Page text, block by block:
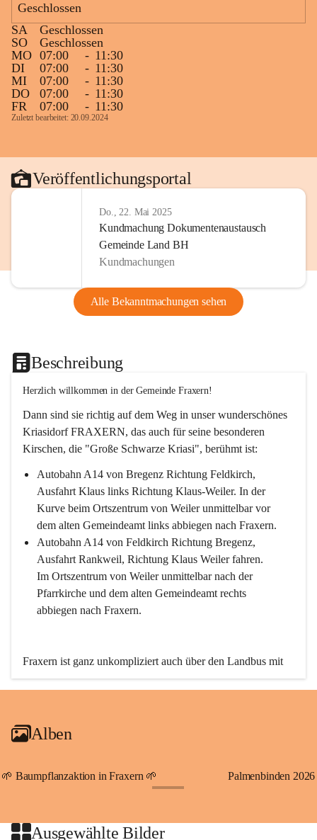
Geschlossen
SA
Geschlossen
SO
Geschlossen
MO 07:00 - 11:30
DI
07:00 - 11:30
MI
07:00 - 11:30
DO
07:00 - 11:30
FR
07:00 - 11:30
Zuletzt bearbeitet: 20.09.2024
Veröffentlichungsportal
Do., 22. Mai 2025
Kundmachung Dokumentenaustausch
Gemeinde Land BH
Kundmachungen
Alle Bekanntmachungen sehen
Beschreibung
Herzlich willkommen in der Gemeinde Fraxern!
Dann sind sie richtig auf dem Weg in unser wunderschönes
Kriasidorf FRAXERN, das auch für seine besonderen
Kirschen, die "Große Schwarze Kriasi", berühmt ist:
Autobahn A14 von Bregenz Richtung Feldkirch,
Ausfahrt Klaus links Richtung Klaus-Weiler. In der
Kurve beim Ortszentrum von Weiler unmittelbar vor
dem alten Gemeindeamt links abbiegen nach Fraxern.
Autobahn A14 von Feldkirch Richtung Bregenz,
Ausfahrt Rankweil, Richtung Klaus Weiler fahren.
Im Ortszentrum von Weiler unmittelbar nach der
Pfarrkirche und dem alten Gemeindeamt rechts
abbiegen nach Fraxern.
Fraxern ist ganz unkompliziert auch über den Landbus mit
den öffentlichen Verkehrsmitteln zu erreichen. Die Linie
An Samstagen, Sonn- und Feiertagen können Sie bequem
persönlichen Linienbus zur gewünschten Zeit zu Ihrer
Haltestelle bestellen. Sowohl von Weiler kommend nach
beide Fahrten Weiler-Fraxern-Weiler.
Alben
🌱 Baumpflanzaktion in Fraxern 🌱 Palmenbinden 2026
Ausgewählte Bilder